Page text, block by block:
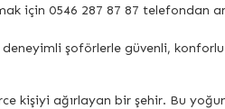
için 0546 287 87 87
şoförlerle güvenli,
kişiyi ağırlayan bir şehir. Bu